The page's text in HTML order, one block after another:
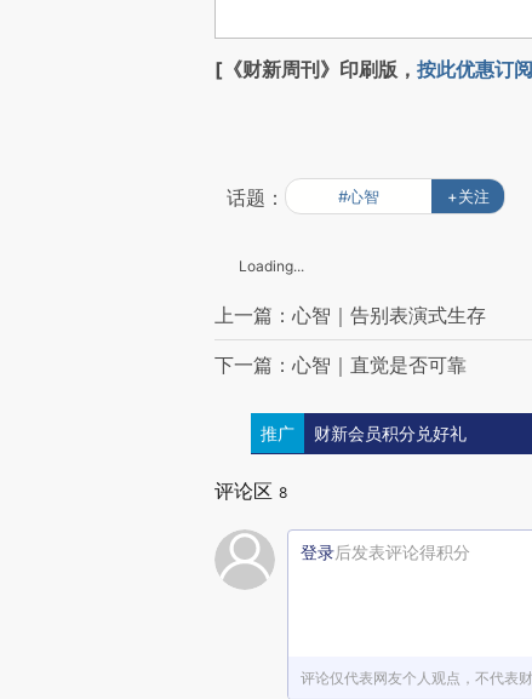
[《财新周刊》印刷版， 按此优惠订
话题： #心智 +关注
Loading...
上一篇：心智｜告别表演式生存
下一篇：心智｜直觉是否可靠
推广 财新会员积分兑好礼
评论区 8
登录后发表评论得积分
评论仅代表网友个人观点，不代表